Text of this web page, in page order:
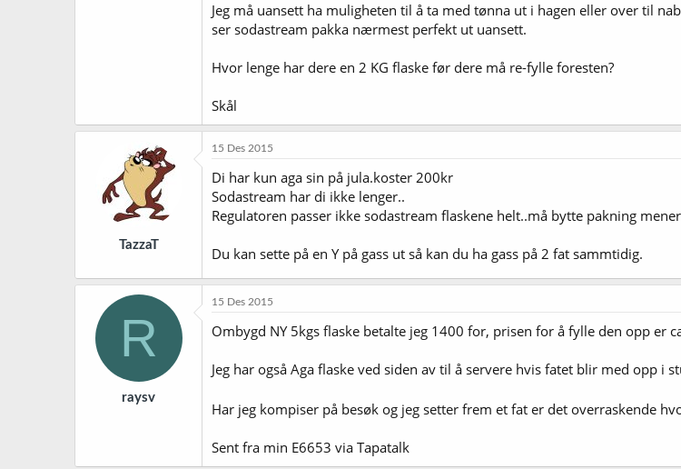
Jeg må uansett ha muligheten til å ta med tønna ut i hagen eller over til
ser sodastream pakka nærmest perfekt ut uansett.
Hvor lenge har dere en 2 KG flaske før dere må re-fylle foresten?
Skål
TazzaT
15 Des 2015
Di har kun aga sin på jula.koster 200kr
Sodastream har di ikke lenger..
Regulatoren passer ikke sodastream flaskene helt..må bytte pakning
Du kan sette på en Y på gass ut så kan du ha gass på 2 fat sammtidig.
R
raysv
15 Des 2015
Ombygd NY 5kgs flaske betalte jeg 1400 for, prisen for å fylle den opp er
Jeg har også Aga flaske ved siden av til å servere hvis fatet blir med opp i
Har jeg kompiser på besøk og jeg setter frem et fat er det overraskende
Sent fra min E6653 via Tapatalk